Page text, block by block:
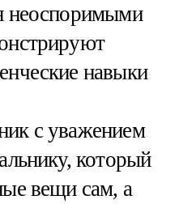
неоспоримыми
навыки
с уважением
который
вещи сам, а